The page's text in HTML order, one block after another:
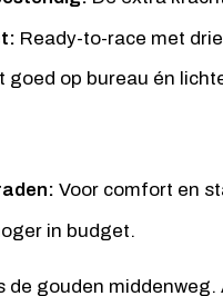
Ready-to-race met
goed op bureau én
Voor comfort en
in budget.
de gouden